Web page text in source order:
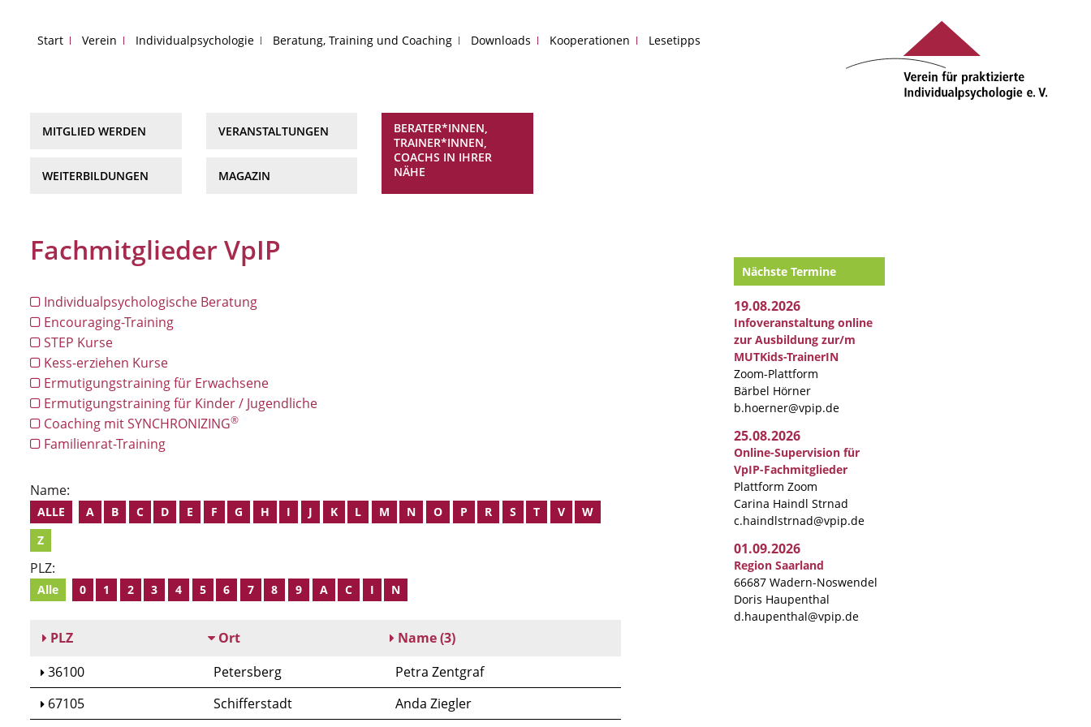
Start Verein Individualpsychologie Beratung, Training und Coaching Downloads Kooperationen Lesetipps
MITGLIED WERDEN
WEITERBILDUNGEN
VERANSTALTUNGEN
MAGAZIN
BERATER*INNEN,
TRAINER*INNEN,
COACHS IN IHRER
NÄHE
Fachmitglieder VpIP
Individualpsychologische Beratung
Encouraging-Training
STEP Kurse
Kess-erziehen Kurse
Ermutigungstraining für Erwachsene
Ermutigungstraining für Kinder / Jugendliche
Coaching mit SYNCHRONIZING®
Familienrat-Training
Name:
ALLE A B C D E F G H I J K L M N O P R S T V
W
Z
PLZ:
Alle 0 1 2 3 4 5 6 7 8 9 A C I N
PLZ Ort Name(3)
36100
Petersberg
Petra Zentgraf
67105
Schifferstadt
Anda Ziegler
Nächste Termine
19.08.2026
Infoveranstaltung online
zur Ausbildung zur/m
MUTKids-TrainerIN
Zoom-Plattform
Bärbel Hörner
b.hoerner@vpip.de
25.08.2026
Online-Supervision für
VpIP-Fachmitglieder
Plattform Zoom
Carina Haindl Strnad
c.haindlstrnad@vpip.de
01.09.2026
Region Saarland
66687 Wadern-Noswendel
Doris Haupenthal
d.haupenthal@vpip.de